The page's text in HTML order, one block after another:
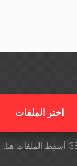
اختر الملفات